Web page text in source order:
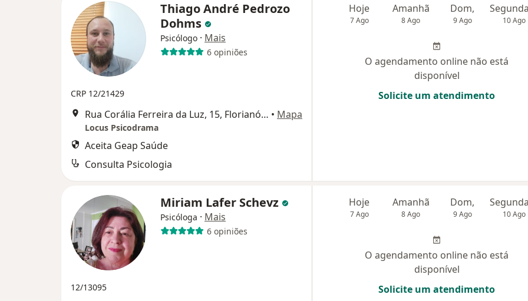
Thiago André Pedrozo
Dohms
Psicólogo · Mais
6 opiniões
CRP 12/21429
Rua Corália Ferreira da Luz, 15, Florianópolis • Mapa
Locus Psicodrama
Aceita Geap Saúde
Consulta Psicologia
Hoje
7 Ago
Amanhã
8 Ago
Dom,
9 Ago 10 Ago
O agendamento online não está
disponível
Solicite um atendimento
Miriam Lafer Schevz
Psicóloga · Mais
6 opiniões
12/13095
Hoje
7 Ago
Amanhã
8 Ago
Dom,
9 Ago 10 Ago
O agendamento online não está
disponível
Solicite um atendimento